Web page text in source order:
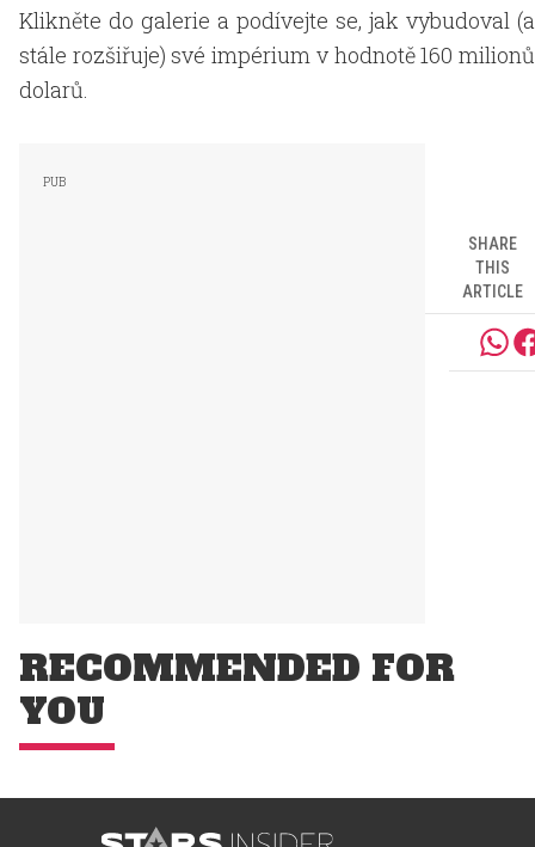
Klikněte do galerie a podívejte se, jak vybudoval (a
stále rozšiřuje) své impérium v hodnotě 160 milionů
dolarů.
SHARE
THIS
ARTICLE
RECOMMENDED FOR
YOU